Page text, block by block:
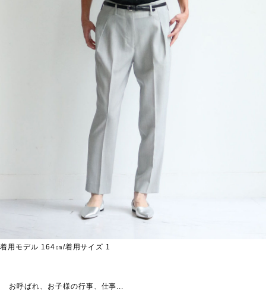
着用モデル 164㎝/着用サイズ 1
お呼ばれ、お子様の行事、仕事...